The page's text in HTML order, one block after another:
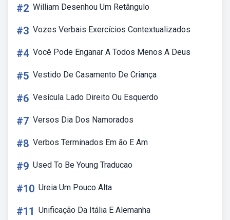
#2 William Desenhou Um Retângulo
#3 Vozes Verbais Exercícios Contextualizados
#4 Você Pode Enganar A Todos Menos A Deus
#5 Vestido De Casamento De Criança
#6 Vesícula Lado Direito Ou Esquerdo
#7 Versos Dia Dos Namorados
#8 Verbos Terminados Em ão E Am
#9 Used To Be Young Traducao
#10 Ureia Um Pouco Alta
#11 Unificação Da Itália E Alemanha